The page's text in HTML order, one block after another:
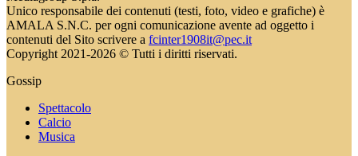
Unico responsabile dei contenuti (testi, foto, video e grafiche) è
AMALA S.N.C. per ogni comunicazione avente ad oggetto i
contenuti del Sito scrivere a fcinter1908it@pec.it
Copyright 2021-2026 © Tutti i diritti riservati.
Gossip
Spettacolo
Calcio
Musica